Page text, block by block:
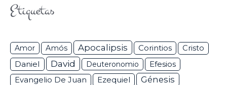
Etiquetas
Amor Amós Apocalipsis Corintios Cristo
Daniel David Deuteronomio Efesios
Evangelio De Juan Ezequiel
Génesis